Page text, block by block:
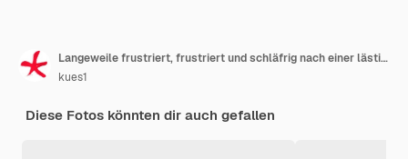
Langeweile frustriert, frustriert und schläfrig nach einer lästigen, langweiligen und mühsamen Aufgabe, das Gesicht mit der Hand zu halten
kues1
Diese Fotos könnten dir auch gefallen